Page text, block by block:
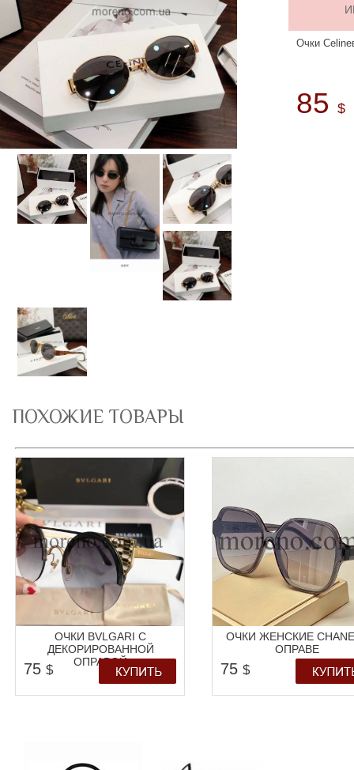
Очки
85 $
ПОХОЖИЕ ТОВАРЫ
ОЧКИ BVLGARI С
ДЕКОРИРОВАННОЙ
ОПРАВОЙ
75 $
ОЧКИ ЖЕНСКИЕ
ОПРАВЕ
75 $